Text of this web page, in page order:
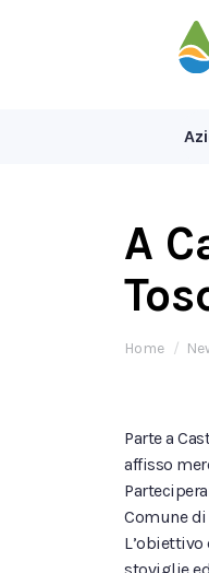
A
Tu sei qui:
Home
Parte a
affisso
Comune